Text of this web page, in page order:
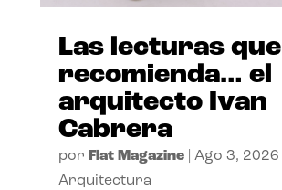
Las lecturas que
recomienda… el
arquitecto Ivan
Cabrera
por Flat Magazine| Ago 3, 2026
Arquitectura